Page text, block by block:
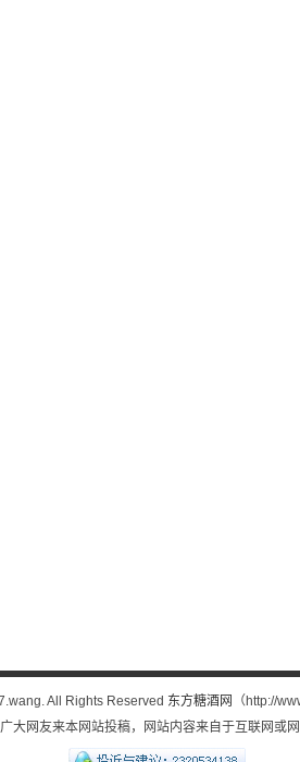
All Rights Reserved 东方糖酒网 （http://
大网友来本网站投稿，网站内容来自于互联网或